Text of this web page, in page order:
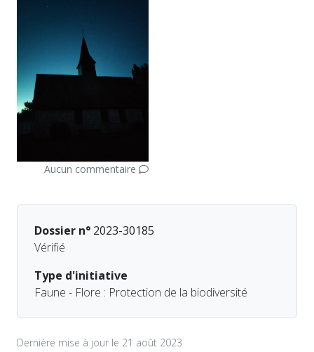
Aucun commentaire
Dossier n° 2023-30185
Vérifié
Type d'initiative
Faune - Flore : Protection de la biodiversité
Dernière mise à jour le 21 août 2023